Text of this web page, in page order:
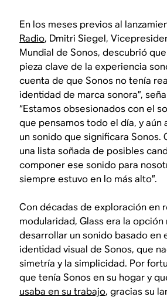
En los meses previos al
Radio, Dmitri Siegel,
Mundial de Sonos, descubrió
pieza clave de la experiencia
cuenta de que Sonos no tenía
identidad de marca sonora”,
“Estamos obsesionados con el
que pensamos todo el día, y aún
un sonido que significara Sonos.
una lista soñada de posibles
componer ese sonido para
siempre estuvo en lo más alto”.
Con décadas de exploración en
modularidad, Glass era la opción
desarrollar un sonido basado en
identidad visual de Sonos, que
simetría y la simplicidad. Por
que tenía Sonos en su hogar y
usaba en su trabajo, gracias su